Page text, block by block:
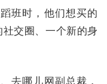
班时，他们想买的
社交圈、一个新的身
去哪儿网副总裁，